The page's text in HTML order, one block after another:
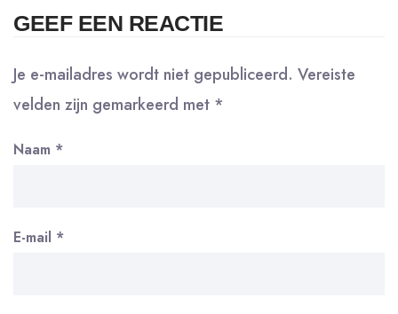
GEEF EEN REACTIE
Je e-mailadres wordt niet gepubliceerd. Vereiste
velden zijn gemarkeerd met *
Naam *
E-mail *